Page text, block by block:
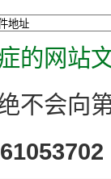
的网站
不会向